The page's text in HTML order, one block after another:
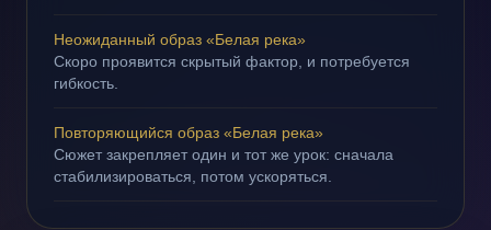
Неожиданный образ «Белая река»
Скоро проявится скрытый фактор, и потребуется
гибкость.
Повторяющийся образ «Белая река»
Сюжет закрепляет один и тот же урок: сначала
стабилизироваться, потом ускоряться.